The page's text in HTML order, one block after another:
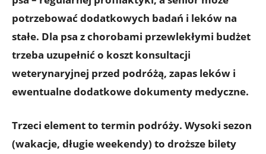
potrzebować dodatkowych badań i leków na
stałe. Dla psa z chorobami przewlekłymi budżet
trzeba uzupełnić o koszt konsultacji
weterynaryjnej przed podróżą, zapas leków i
ewentualne dodatkowe dokumenty medyczne.
Trzeci element to termin podróży. Wysoki sezon
(wakacje, długie weekendy) to droższe bilety